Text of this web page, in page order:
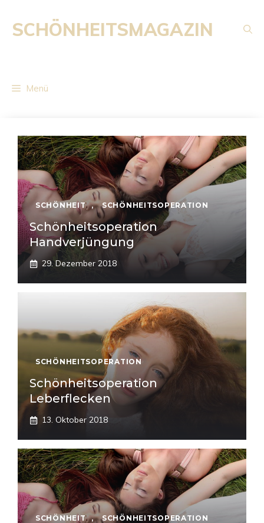
Inhalt
springen
SCHÖNHEITSMAGAZIN
Menü
SCHÖNHEIT , SCHÖNHEITSOPERATION
Schönheitsoperation
Handverjüngung
29. Dezember 2018
SCHÖNHEITSOPERATION
Schönheitsoperation
Leberflecken
13. Oktober 2018
SCHÖNHEIT , SCHÖNHEITSOPERATION